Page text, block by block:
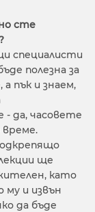
сте
специалисти
полезна за
пък и знаем,
- да, часовете
ще
като
и извън
да бъде